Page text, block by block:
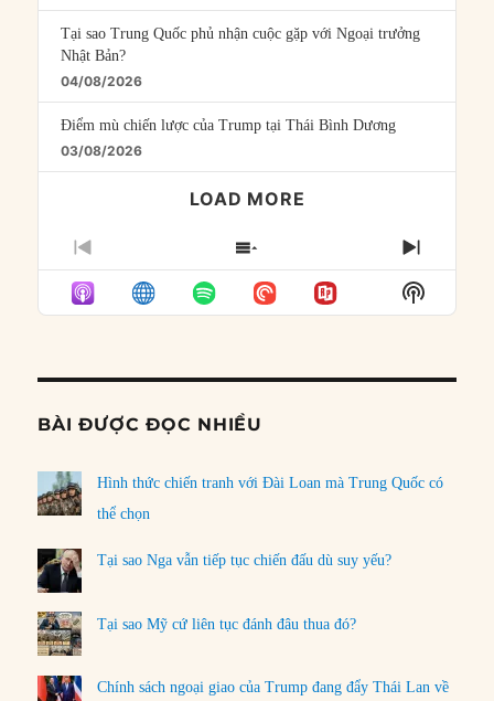
Tại sao Trung Quốc phủ nhận cuộc gặp với Ngoại trưởng
Nhật Bản?
04/08/2026
Điểm mù chiến lược của Trump tại Thái Bình Dương
03/08/2026
LOAD MORE
PREVIOUS
EPISODE
SHOW
EPISODES
LIST
NEXT
Show
Podcast
BÀI ĐƯỢC ĐỌC NHIỀU
Hình thức chiến tranh với Đài Loan mà Trung Quốc có
thể chọn
Tại sao Nga vẫn tiếp tục chiến đấu dù suy yếu?
Tại sao Mỹ cứ liên tục đánh đâu thua đó?
Chính sách ngoại giao của Trump đang đẩy Thái Lan về